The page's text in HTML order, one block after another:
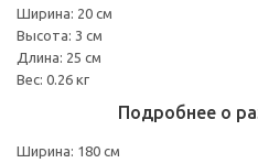
Ширина: 20 см
Высота: 3 см
Длина: 25 см
Вес: 0.26 кг
Подробнее о
Ширина: 180 см